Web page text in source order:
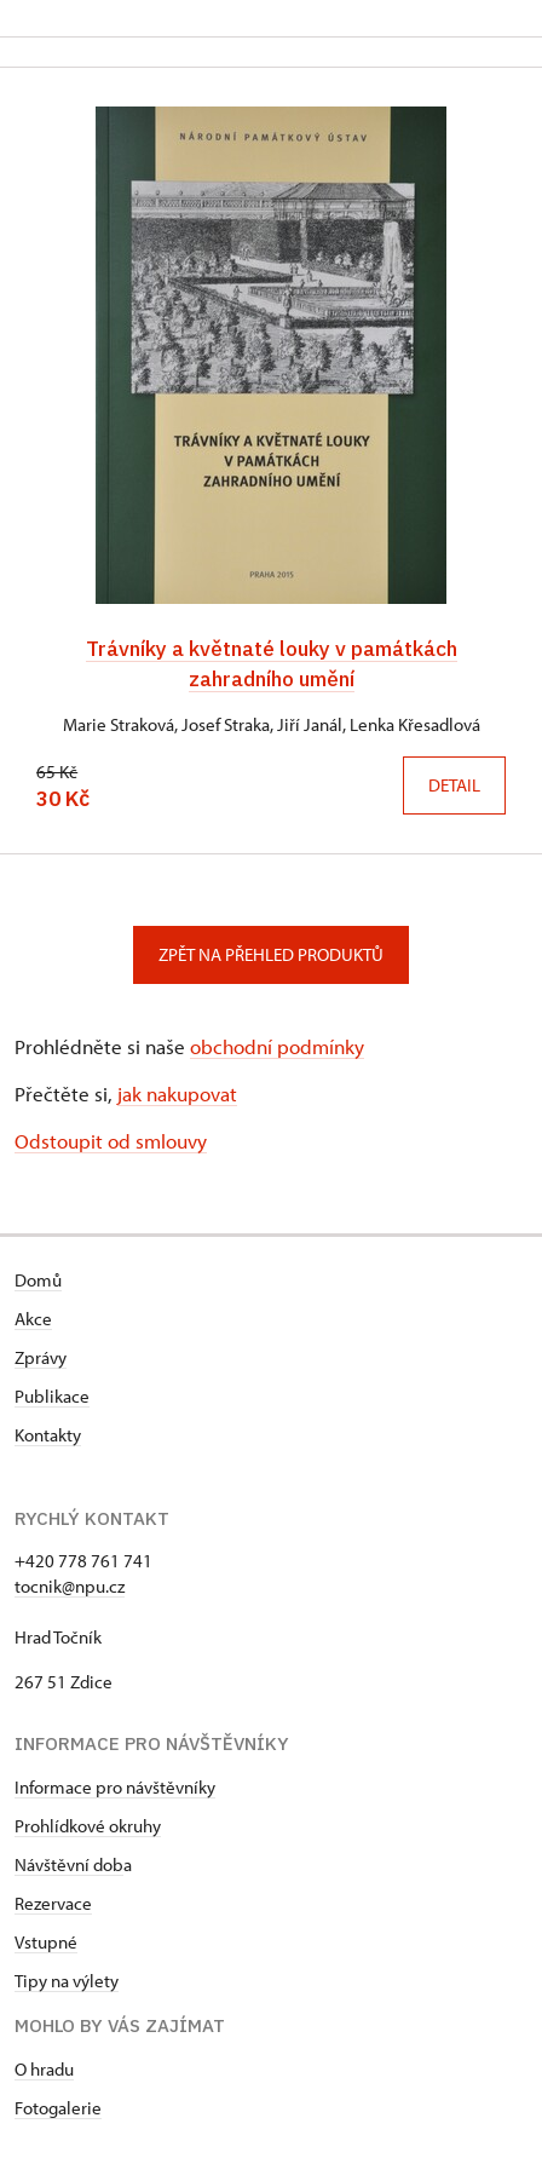
Trávníky a květnaté louky v památkách
zahradního umění
Marie Straková, Josef Straka, Jiří Janál, Lenka Křesadlová
65 Kč
30 Kč DETAIL
ZPĚT NA PŘEHLED PRODUKTŮ
Prohlédněte si naše obchodní podmínky
Přečtěte si, jak nakupovat
Odstoupit od smlouvy
Domů
Akce
Zprávy
Publikace
Kontakty
RYCHLÝ KONTAKT
+420 778 761 741
tocnik@npu.cz
Hrad Točník
267 51 Zdice
INFORMACE PRO NÁVŠTĚVNÍKY
Informace pro návštěvníky
Prohlídkové okruhy
Návštěvní doba
Rezervace
Vstupné
Tipy na výlety
MOHLO BY VÁS ZAJÍMAT
O hradu
Fotogalerie